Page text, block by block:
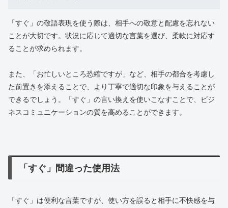
「すぐ」の敬語表現を使う際は、相手への敬意と配慮を忘れない
ことが大切です。状況に応じて適切な言葉を選び、柔軟に対応す
ることが求められます。
また、「お忙しいところ恐縮ですが」など、相手の都合を考慮し
た前置きを添えることで、より丁寧で適切な印象を与えることが
できるでしょう。「すぐ」の言い換えを使いこなすことで、ビジ
ネスコミュニケーションの質を高めることができます。
「すぐ」間違った使用法
「すぐ」は便利な言葉ですが、使い方を誤ると相手に不快感を与